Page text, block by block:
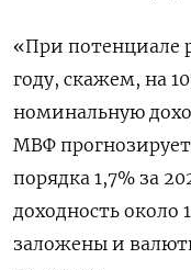
«При потенциале
году, скажем, на
номинальную
МВФ
порядка 1,7% за
доходность около
заложены и